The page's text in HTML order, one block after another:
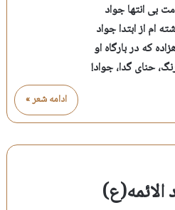
بی انتها جواد
ام از ابتدا جواد
که در بارگاه او
حنای گدا، جواد!
ادامه شعر »
الائمه(ع)